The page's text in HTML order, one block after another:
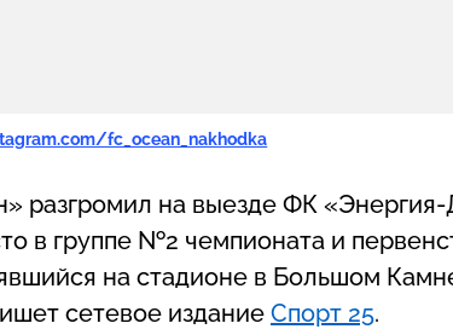
fc_ocean_nakhodka
разгромил на выезде ФК
в группе №2 чемпионата и
на стадионе в Большом
сетевое издание Спорт 25.